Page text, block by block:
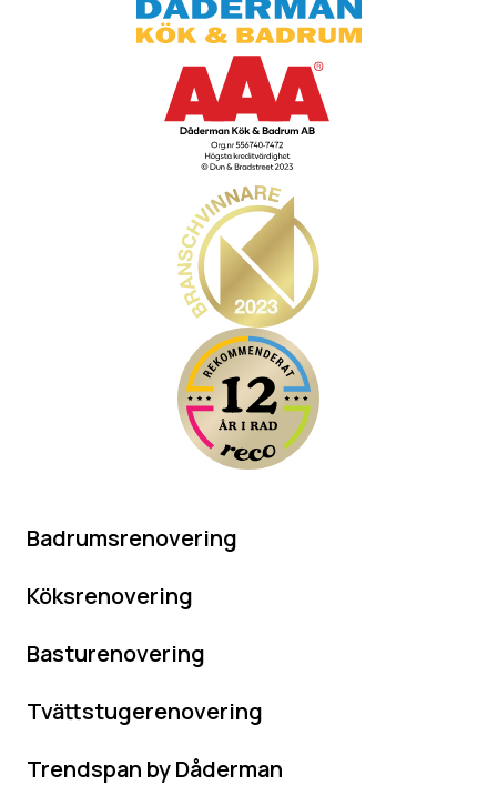
Badrumsrenovering
Köksrenovering
Basturenovering
Tvättstugerenovering
Trendspan by Dåderman